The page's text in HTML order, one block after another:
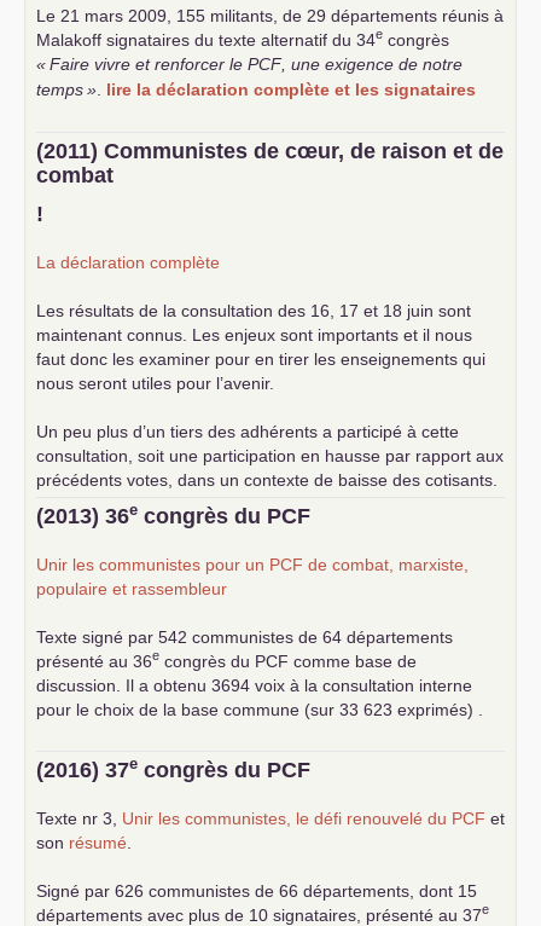
Le 21 mars 2009, 155 militants, de 29 départements réunis à
Malakoff signataires du texte alternatif du 34e congrès
«Faire vivre et renforcer le PCF , une exigence de notre
temps» lire la déclaration complète et les signataires
(2011) Communistes de cœur, de raison et de
combat
!
La déclaration complète
Les résultats de la consultation des 16, 17 et 18 juin sont
maintenant connus. Les enjeux sont importants et il nous
faut donc les examiner pour en tirer les enseignements qui
nous seront utiles pour l’avenir.
Un peu plus d’un tiers des adhérents a participé à cette
consultation, soit une participation en hausse par rapport aux
précédents votes, dans un contexte de baisse des cotisants.
... lire la suite
(2013) 36e congrès du PCF
Unir les communistes pour un PCF de combat, marxiste,
populaire et rassembleur
Texte signé par 542 communistes de 64 départements
présenté au 36e congrès du PCF comme base de
discussion. Il a obtenu 3694 voix à la consultation interne
pour le choix de la base commune (sur 33 623 exprimés) .
(2016) 37e congrès du PCF
Texte nr 3, Unir les communistes, le défi renouvelé du PCF et
son résumé
Signé par 626 communistes de 66 départements, dont 15
départements avec plus de 10 signataires, présenté au 37e